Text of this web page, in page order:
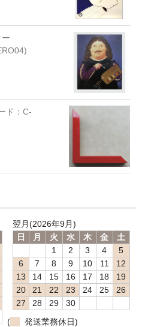
ド：C-
翌月(2026年9月)
日
月 火 水 木 金
土
1
2 3 4
5
6
7 8 9 10 11
12
13
14 15 16 17 18
19
20
21 22 23 24 25
26
27
28 29
30
(
発送業務休日)